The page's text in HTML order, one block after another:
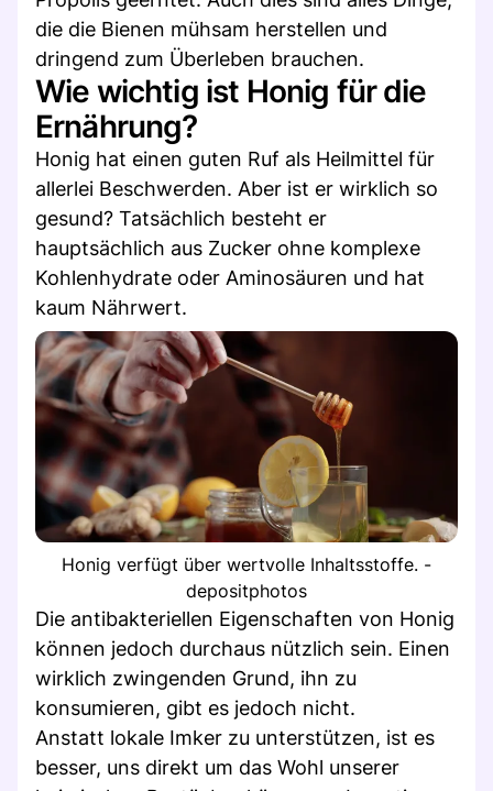
die die Bienen mühsam herstellen und
dringend zum Überleben brauchen.
Wie wichtig ist Honig für die
Ernährung?
Honig hat einen guten Ruf als Heilmittel für
allerlei Beschwerden. Aber ist er wirklich so
gesund? Tatsächlich besteht er
hauptsächlich aus Zucker ohne komplexe
Kohlenhydrate oder Aminosäuren und hat
kaum Nährwert.
Honig verfügt über wertvolle Inhaltsstoffe. -
depositphotos
Die antibakteriellen Eigenschaften von Honig
können jedoch durchaus nützlich sein. Einen
wirklich zwingenden Grund, ihn zu
konsumieren, gibt es jedoch nicht.
Anstatt lokale Imker zu unterstützen, ist es
besser, uns direkt um das Wohl unserer